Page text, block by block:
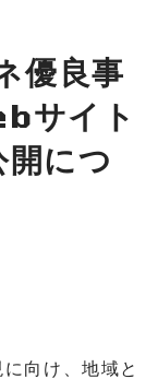
優良事
サイト
につ
向け、地域と